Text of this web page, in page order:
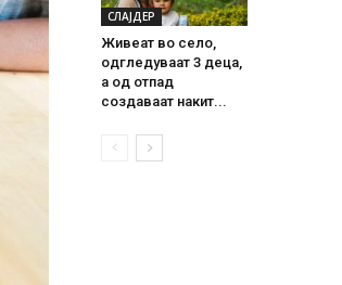
СЛАЈДЕР
Живеат во село,
одгледуваат 3 деца,
а од отпад
создаваат накит...